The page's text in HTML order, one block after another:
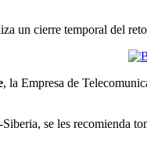
un cierre temporal del
, la Empresa de
se les recomienda